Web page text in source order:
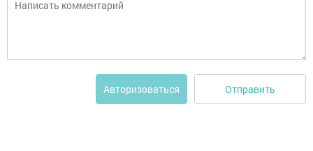
Авторизоваться Отправить